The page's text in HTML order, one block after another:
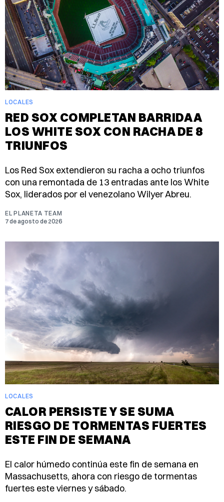
LOCALES
RED SOX COMPLETAN BARRIDA A
LOS WHITE SOX CON RACHA DE 8
TRIUNFOS
Los Red Sox extendieron su racha a ocho triunfos
con una remontada de 13 entradas ante los White
Sox, liderados por el venezolano Wilyer Abreu.
EL PLANETA TEAM
7 de agosto de 2026
LOCALES
CALOR PERSISTE Y SE SUMA
RIESGO DE TORMENTAS FUERTES
ESTE FIN DE SEMANA
El calor húmedo continúa este fin de semana en
Massachusetts, ahora con riesgo de tormentas
fuertes este viernes y sábado.